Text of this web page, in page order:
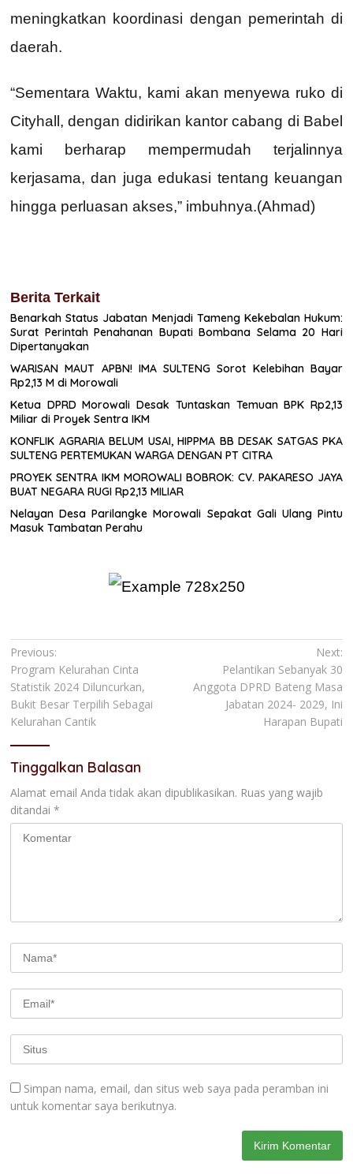
meningkatkan koordinasi dengan pemerintah di
daerah.
“Sementara Waktu, kami akan menyewa ruko di
Cityhall, dengan didirikan kantor cabang di Babel
kami berharap mempermudah terjalinnya
kerjasama, dan juga edukasi tentang keuangan
hingga perluasan akses,” imbuhnya.(Ahmad)
Berita Terkait
Benarkah Status Jabatan Menjadi Tameng Kekebalan Hukum:
Surat Perintah Penahanan Bupati Bombana Selama 20 Hari
Dipertanyakan
WARISAN MAUT APBN! IMA SULTENG Sorot Kelebihan Bayar
Rp2,13 M di Morowali
Ketua DPRD Morowali Desak Tuntaskan Temuan BPK Rp2,13
Miliar di Proyek Sentra IKM
KONFLIK AGRARIA BELUM USAI, HIPPMA BB DESAK SATGAS PKA
SULTENG PERTEMUKAN WARGA DENGAN PT CITRA
PROYEK SENTRA IKM MOROWALI BOBROK: CV. PAKARESO JAYA
BUAT NEGARA RUGI Rp2,13 MILIAR
Nelayan Desa Parilangke Morowali Sepakat Gali Ulang Pintu
Masuk Tambatan Perahu
Navigasi
pos
Previous:
Program Kelurahan Cinta
Statistik 2024 Diluncurkan,
Bukit Besar Terpilih Sebagai
Kelurahan Cantik
Next:
Pelantikan Sebanyak 30
Anggota DPRD Bateng Masa
Jabatan 2024- 2029, Ini
Harapan Bupati
Tinggalkan Balasan
Alamat email Anda tidak akan dipublikasikan. Ruas yang wajib
ditandai *
Simpan nama, email, dan situs web saya pada peramban ini
untuk komentar saya berikutnya.